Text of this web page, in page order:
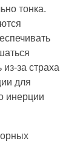
тонка.
за страха
для
инерции